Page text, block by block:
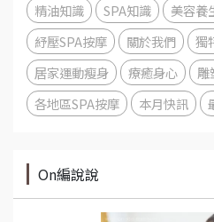
精油知識 SPA知識 美容養
紓壓SPA按摩
關於我們 獨
居家運動瘦身
療癒身心
雕
各地區SPA按摩
本月快訊
On編說說